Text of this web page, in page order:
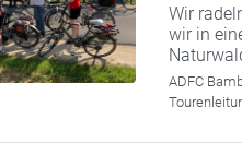
Wir
wir in
ADFC